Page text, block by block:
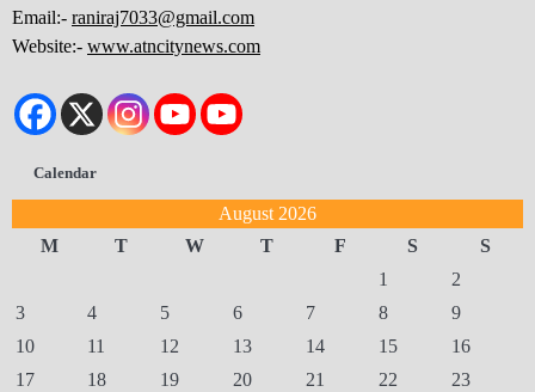
Email:- raniraj7033@gmail.com
Website:- www.atncitynews.com
Calendar
August 2026
M
T W T F S
S
1
2
3
4 5 6 7 8
9
10
11 12 13 14 15
16
17
18 19 20 21 22
23